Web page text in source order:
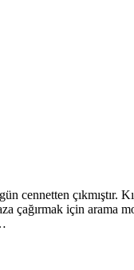
cennetten
için arama